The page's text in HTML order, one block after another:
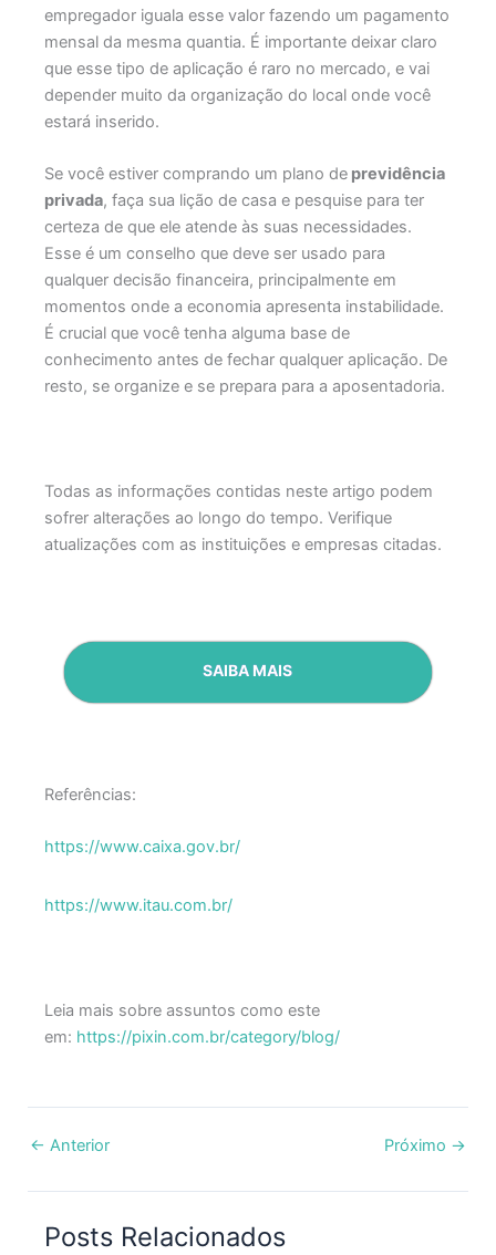
empregador iguala esse valor fazendo um pagamento
mensal da mesma quantia. É importante deixar claro
que esse tipo de aplicação é raro no mercado, e vai
depender muito da organização do local onde você
estará inserido.
Se você estiver comprando um plano deprevidência
privada, faça sua lição de casa e pesquise para ter
certeza de que ele atende às suas necessidades.
Esse é um conselho que deve ser usado para
qualquer decisão financeira, principalmente em
momentos onde a economia apresenta instabilidade.
É crucial que você tenha alguma base de
conhecimento antes de fechar qualquer aplicação. De
resto, se organize e se prepara para a aposentadoria.
Todas as informações contidas neste artigo podem
sofrer alterações ao longo do tempo. Verifique
atualizações com as instituições e empresas citadas.
SAIBA MAIS
Referências:
https://www.caixa.gov.br/
https://www.itau.com.br/
Leia mais sobre assuntos como este
em: https://pixin.com.br/category/blog/
← Anterior Próximo →
Posts Relacionados